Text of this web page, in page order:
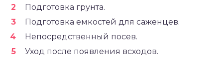
Подготовка грунта.
Подготовка емкостей для саженцев.
Непосредственный посев.
Уход после появления всходов.